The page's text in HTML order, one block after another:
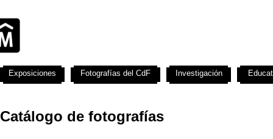
Catálogo de fotografías
Exposiciones Fotografías del CdF Investigación